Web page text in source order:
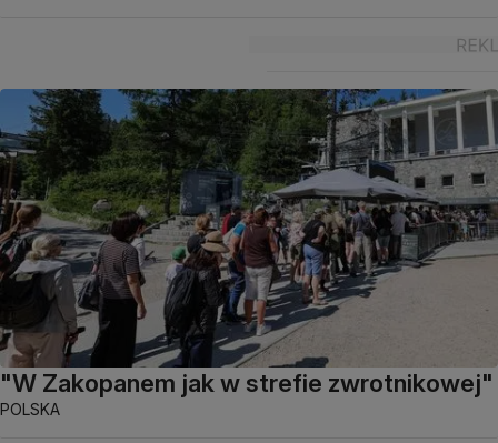
"W Zakopanem jak w strefie zwrotnikowej"
POLSKA